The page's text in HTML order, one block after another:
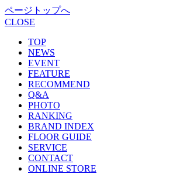
ページトップへ
CLOSE
TOP
NEWS
EVENT
FEATURE
RECOMMEND
Q&A
PHOTO
RANKING
BRAND INDEX
FLOOR GUIDE
SERVICE
CONTACT
ONLINE STORE